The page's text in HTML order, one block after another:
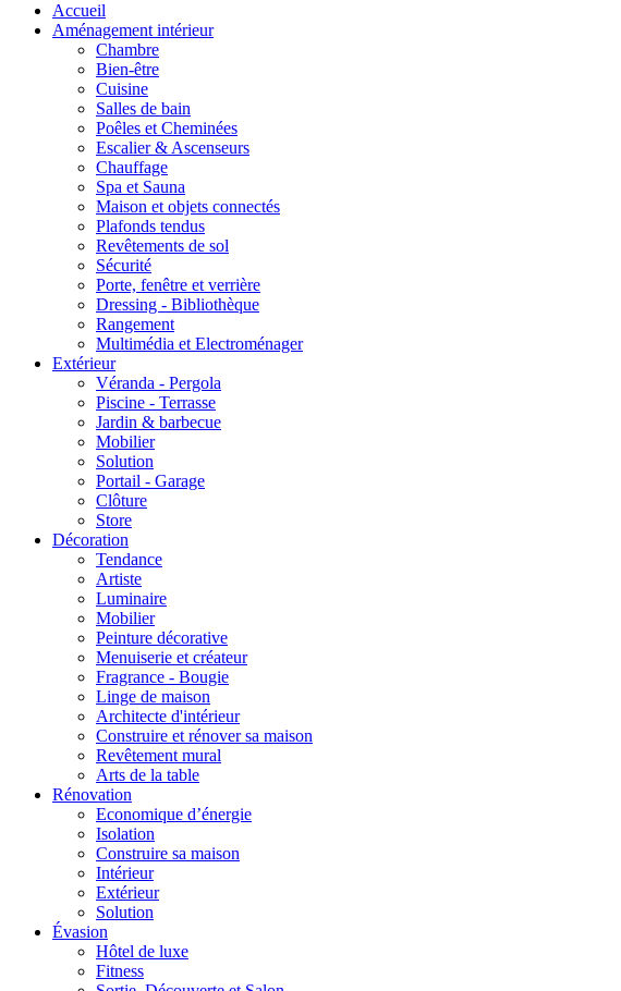
Accueil
Aménagement intérieur
Chambre
Bien-être
Cuisine
Salles de bain
Poêles et Cheminées
Escalier & Ascenseurs
Chauffage
Spa et Sauna
Maison et objets connectés
Plafonds tendus
Revêtements de sol
Sécurité
Porte, fenêtre et verrière
Dressing - Bibliothèque
Rangement
Multimédia et Electroménager
Extérieur
Véranda - Pergola
Piscine - Terrasse
Jardin & barbecue
Mobilier
Solution
Portail - Garage
Clôture
Store
Décoration
Tendance
Artiste
Luminaire
Mobilier
Peinture décorative
Menuiserie et créateur
Fragrance - Bougie
Linge de maison
Architecte d'intérieur
Construire et rénover sa maison
Revêtement mural
Arts de la table
Rénovation
Economique d’énergie
Isolation
Construire sa maison
Intérieur
Extérieur
Solution
Évasion
Hôtel de luxe
Fitness